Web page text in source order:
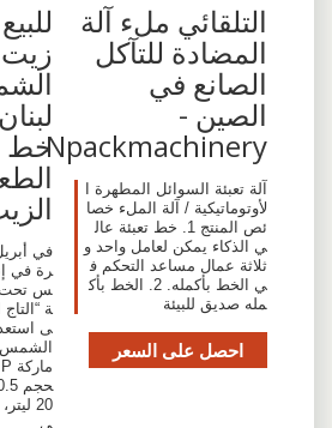
التلقائي ملء آلة
المضادة للتآكل
الصانع في
الصين -
Npackmachinery
آلة تعبئة السوائل المطهرة ا
لأوتوماتيكية / آلة الملء خصا
ئص المنتج 1. خط تعبئة عال
ي الذكاء يمكن لعامل واحد و
ثلاثة عمال مساعد التحكم ف
ي الخط بأكمله. 2. الخط بأك
مله صديق للبيئة
احصل على السعر
للبيع
زيت
خط
الزيت
رة في
س تحت اسم
ة “التاج
ى استعداد
الشمس
20 ليتر،